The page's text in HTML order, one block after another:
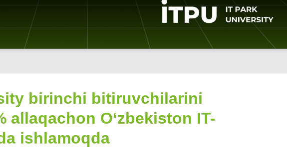
birinchi bitiruvchilarini
allaqachon O‘zbekiston IT-
ishlamoqda